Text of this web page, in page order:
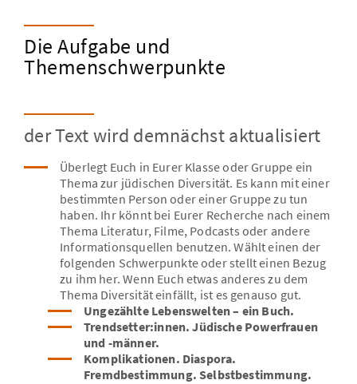
Zentrale Themen und Gedanken
Dialog mit Deutschland
O-Töne - Leo Trepp erinnert sich
Unsere Aufgabe
Unser Namensgeber
Die Stiftungsgremien und ihre Mitglieder
Kooperationspartner
Jüdische Vielfalt
Die Aufgabe und
Themenschwerpunkte
der Text wird demnächst aktualisiert
Überlegt Euch in Eurer Klasse oder Gruppe ein
Thema zur jüdischen Diversität. Es kann mit einer
bestimmten Person oder einer Gruppe zu tun
haben. Ihr könnt bei Eurer Recherche nach einem
Thema Literatur, Filme, Podcasts oder andere
Informationsquellen benutzen. Wählt einen der
folgenden Schwerpunkte oder stellt einen Bezug
zu ihm her. Wenn Euch etwas anderes zu dem
Thema Diversität einfällt, ist es genauso gut.
Ungezählte Lebenswelten – ein Buch.
Trendsetter:innen. Jüdische Powerfrauen
und -männer.
Komplikationen. Diaspora.
Fremdbestimmung. Selbstbestimmung.